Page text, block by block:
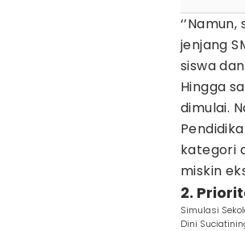
jenjang
siswa
Hingga
dimulai.
kategori
miskin
2.
Simulasi
Dini